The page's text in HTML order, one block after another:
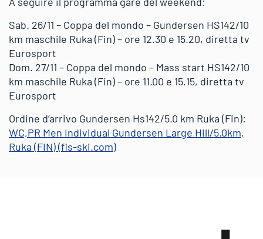
Sab. 26/11 – Coppa del mondo – Gundersen HS142/10
km maschile Ruka (Fin) – ore 12.30 e 15.20, diretta tv
Eurosport
Dom. 27/11 – Coppa del mondo – Mass start HS142/10
km maschile Ruka (Fin) – ore 11.00 e 15.15, diretta tv
Eurosport
Ordine d’arrivo Gundersen Hs142/5.0 km Ruka (Fin):
WC,PR Men Individual Gundersen Large Hill/5.0km,
Ruka (FIN) (fis-ski.com)